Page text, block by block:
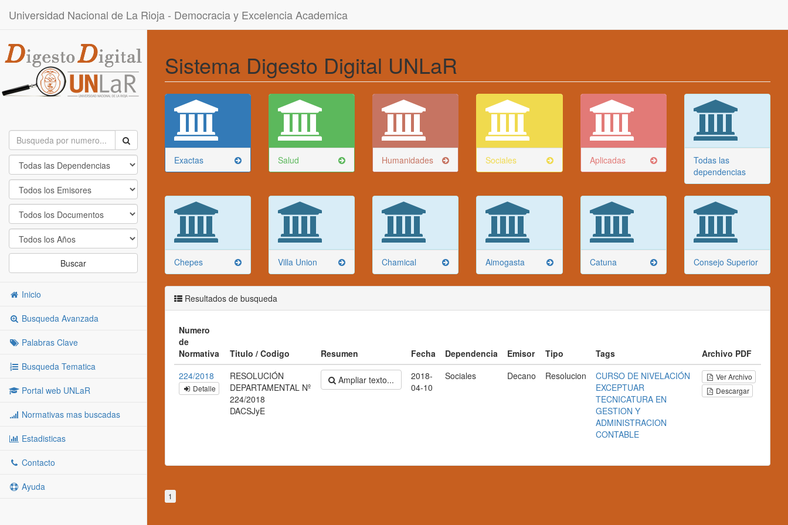
Universidad Nacional de La Rioja - Democracia y Excelencia Academica
Buscar
Inicio
Busqueda Avanzada
Palabras Clave
Busqueda Tematica
Portal web UNLaR
Normativas mas buscadas
Estadisticas
Contacto
Ayuda
Sistema Digesto Digital UNLaR
Exactas Salud Humanidades Sociales Aplicadas
Todas las
dependencias
Chepes Villa Union Chamical Aimogasta Catuna Consejo Superior
Resultados de busqueda
Numero
de
Normativa
Titulo / Codigo Resumen Fecha Dependencia Emisor Tipo Tags
Archivo PDF
224/2018
Detalle
RESOLUCIÓN
DEPARTAMENTAL Nº
224/2018
DACSJyE
Ampliar texto...
2018-
04-10
Sociales Decano Resolucion
CURSO DE NIVELACIÓN
EXCEPTUAR
TECNICATURA EN
GESTION Y
ADMINISTRACION
CONTABLE
Ver Archivo
Descargar
1